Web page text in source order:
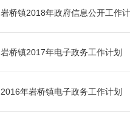
岩桥镇2018年政府信息公开工作
岩桥镇2017年电子政务工作计划
2016年岩桥镇电子政务工作计划